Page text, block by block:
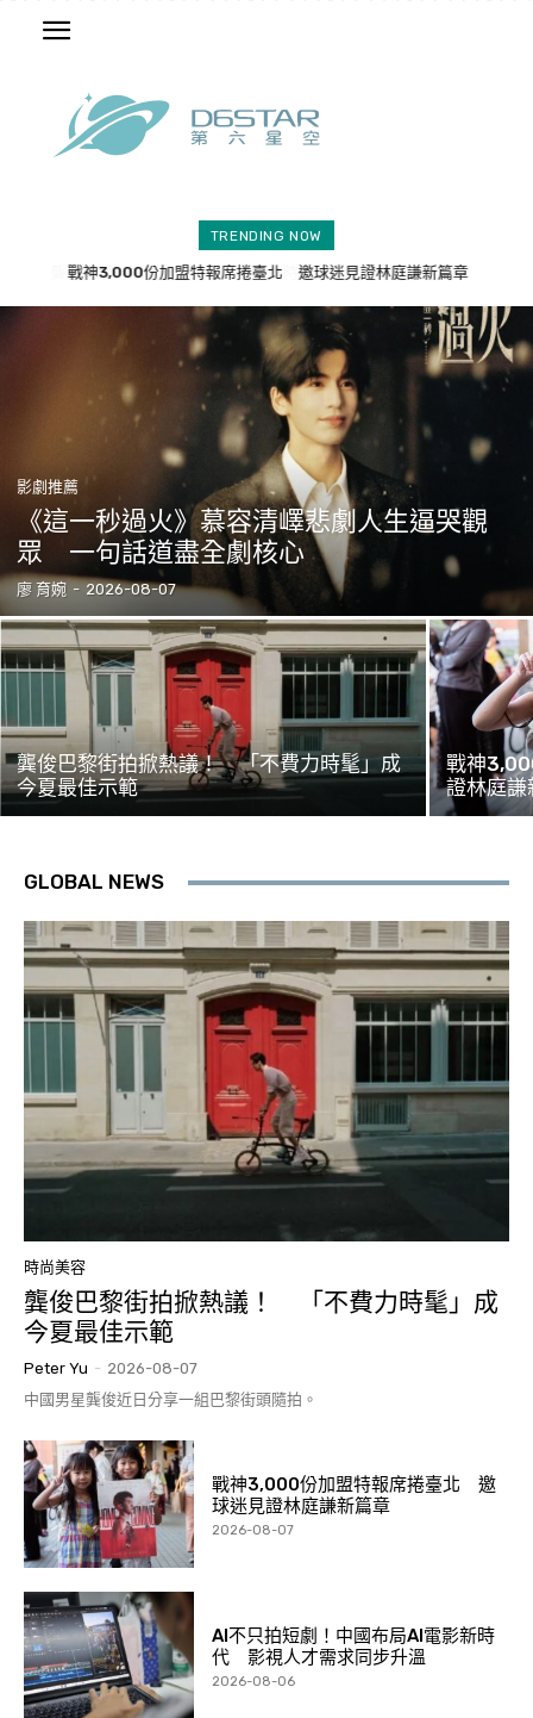
TRENDING NOW
戰神3,000份加盟特報席捲臺北 邀球迷見證林庭謙新篇章
AI不只拍短劇！中國布局AI電影新時代 影視人才需求同步升溫
影劇推薦
《這一秒過火》慕容清嶧悲劇人生逼哭觀
眾 一句話道盡全劇核心
廖 育婉 - 2026-08-07
龔俊巴黎街拍掀熱議！ 「不費力時髦」成
今夏最佳示範
戰神
證林庭謙
GLOBAL NEWS
時尚美容
龔俊巴黎街拍掀熱議！ 「不費力時髦」成
今夏最佳示範
Peter Yu - 2026-08-07
中國男星龔俊近日分享一組巴黎街頭隨拍。
戰神3,000份加盟特報席捲臺北 邀
球迷見證林庭謙新篇章
2026-08-07
AI不只拍短劇！中國布局AI電影新時
代 影視人才需求同步升溫
2026-08-06